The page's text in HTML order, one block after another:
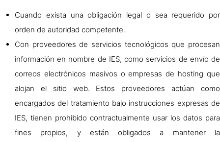
Cuando exista una obligación legal o sea requerido por
orden de autoridad competente.
Con proveedores de servicios tecnológicos que procesan
información en nombre de IES, como servicios de envío de
correos electrónicos masivos o empresas de hosting que
alojan el sitio web. Estos proveedores actúan como
encargados del tratamiento bajo instrucciones expresas de
IES, tienen prohibido contractualmente usar los datos para
fines propios, y están obligados a mantener la